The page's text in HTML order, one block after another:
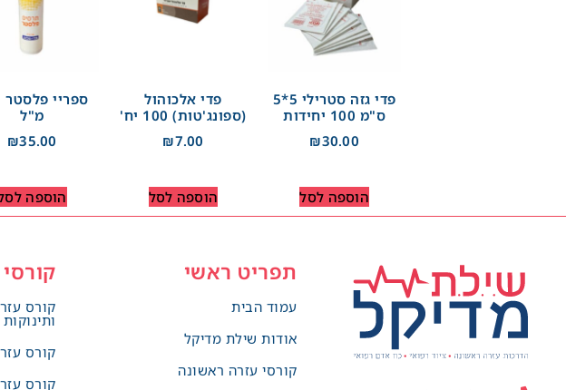
פדי גזה סטרילי 5*5
ס"מ 100 יחידות
₪30.00
הוספה לסל
פדי אלכוהול
(ספונג'טות) 100 יח'
₪7.00
הוספה לסל
מ"ל
₪35.00
הוספה
תפריט ראשי
עמוד הבית
אודות שילת מדיקל
קורסי עזרה ראשונה
קורס
ותינוקות
קורס עזרה
קורס עזרה